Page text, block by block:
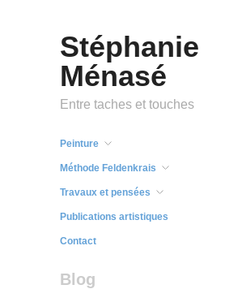
Stéphanie
Ménasé
Entre taches et touches
Peinture
Méthode Feldenkrais
Travaux et pensées
Publications artistiques
Contact
Blog